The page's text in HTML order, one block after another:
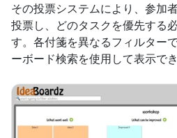
その投票システムにより、参加
投票し、どのタスクを優先する
す。各付箋を異なるフィルター
ーボード検索を使用して表示でき